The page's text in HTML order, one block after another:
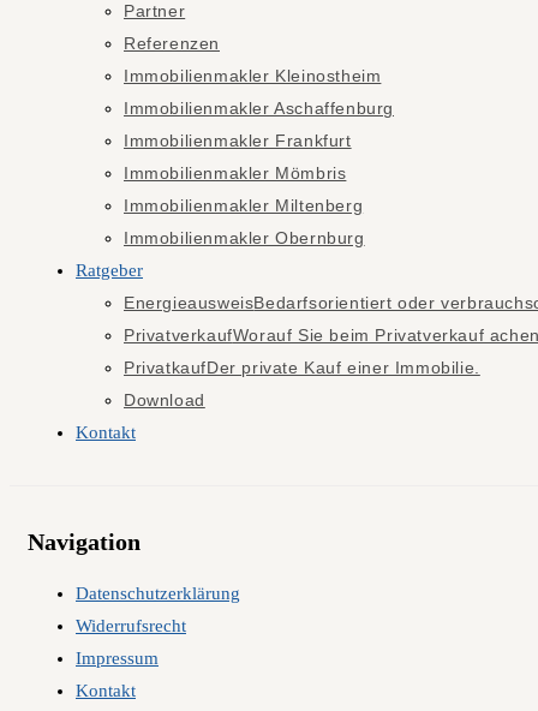
Partner
Referenzen
Immobilienmakler Kleinostheim
Immobilienmakler Aschaffenburg
Immobilienmakler Frankfurt
Immobilienmakler Mömbris
Immobilienmakler Miltenberg
Immobilienmakler Obernburg
Ratgeber
EnergieausweisBedarfsorientiert oder
PrivatverkaufWorauf Sie beim Privatverkauf
PrivatkaufDer private Kauf einer Immobilie.
Download
Kontakt
Navigation
Datenschutzerklärung
Widerrufsrecht
Impressum
Kontakt